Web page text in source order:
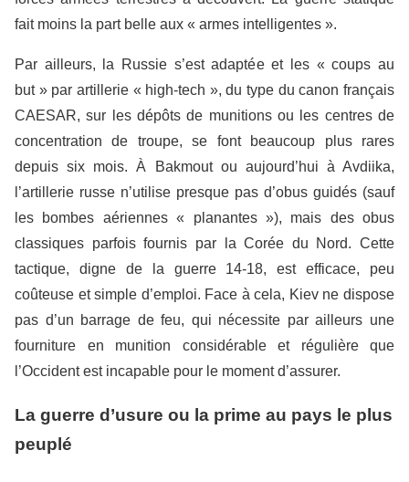
fait moins la part belle aux « armes intelligentes ».
Par ailleurs, la Russie s’est adaptée et les « coups au
but » par artillerie « high-tech », du type du canon français
CAESAR, sur les dépôts de munitions ou les centres de
concentration de troupe, se font beaucoup plus rares
depuis six mois. À Bakmout ou aujourd’hui à Avdiika,
l’artillerie russe n’utilise presque pas d’obus guidés (sauf
les bombes aériennes « planantes »), mais des obus
classiques parfois fournis par la Corée du Nord. Cette
tactique, digne de la guerre 14-18, est efficace, peu
coûteuse et simple d’emploi. Face à cela, Kiev ne dispose
pas d’un barrage de feu, qui nécessite par ailleurs une
fourniture en munition considérable et régulière que
l’Occident est incapable pour le moment d’assurer.
La guerre d’usure ou la prime au pays le plus
peuplé